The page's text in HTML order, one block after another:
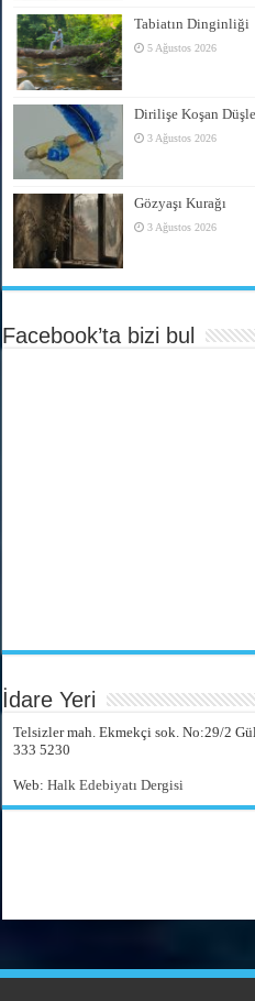
Tabiatın Dinginliği
5 Ağustos 2026
Dirilişe Koşan
3 Ağustos 2026
Gözyaşı Kurağı
3 Ağustos 2026
Facebook’ta bizi bul
İdare Yeri
Telsizler mah. Ekmekçi sok. No:29/2
333 5230
Web:Halk Edebiyatı Dergisi